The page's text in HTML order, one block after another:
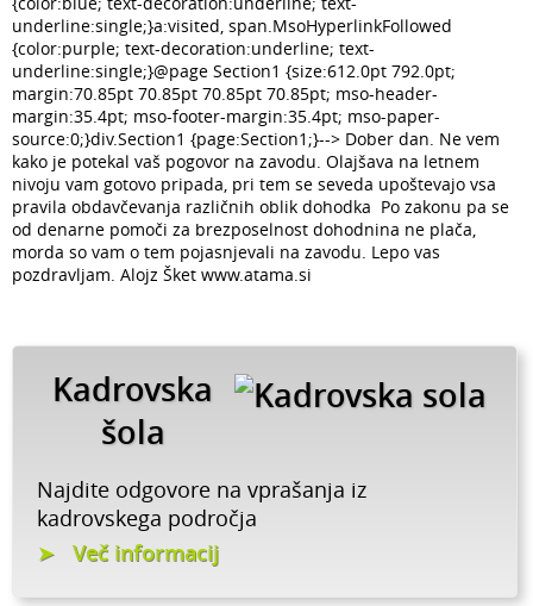
underline:single;}a:visited, span.MsoHyperlinkFollowed
{color:purple; text-decoration:underline; text-
underline:single;}@page Section1 {size:612.0pt 792.0pt;
margin:70.85pt 70.85pt 70.85pt 70.85pt; mso-header-
margin:35.4pt; mso-footer-margin:35.4pt; mso-paper-
source:0;}div.Section1 {page:Section1;}--> Dober dan. Ne vem
kako je potekal vaš pogovor na zavodu. Olajšava na letnem
nivoju vam gotovo pripada, pri tem se seveda upoštevajo vsa
pravila obdavčevanja različnih oblik dohodka Po zakonu pa se
od denarne pomoči za brezposelnost dohodnina ne plača,
morda so vam o tem pojasnjevali na zavodu. Lepo vas
pozdravljam. Alojz Šket www.atama.si
Kadrovska
šola
Najdite odgovore na vprašanja iz
kadrovskega področja
Več informacij